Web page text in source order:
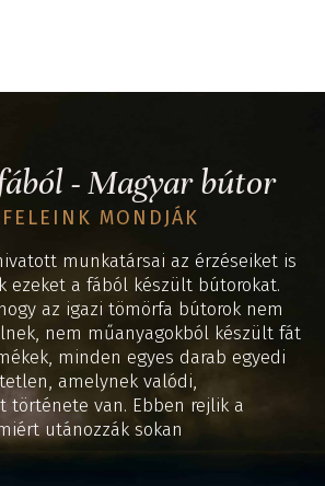
- Magyar bútor
MONDJÁK
munkatársai az érzéseiket is
ezeket a fából készült bútorokat.
az igazi tömörfa bútorok nem
nem műanyagokból készült fát
minden egyes darab egyedi
amelynek valódi,
története van. Ebben rejlik a
utánozzák sokan